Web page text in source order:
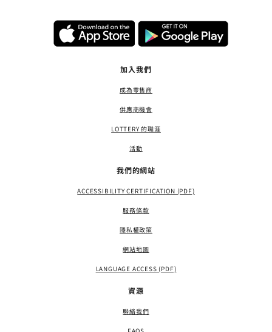
加入我們
成為零售商
供應商機會
LOTTERY 的職涯
活動
我們的網站
ACCESSIBILITY CERTIFICATION (PDF)
服務條款
隱私權政策
網站地圖
LANGUAGE ACCESS (PDF)
資源
聯絡我們